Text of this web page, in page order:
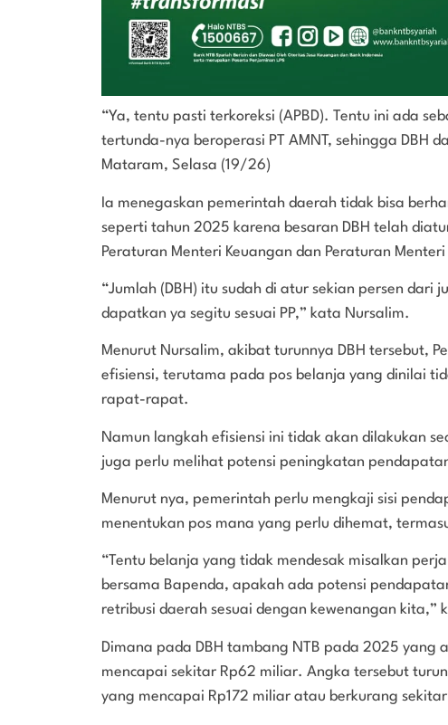
“Ya, tentu pasti terkoreksi (APBD). Tentu ini ada
tertunda-nya beroperasi PT AMNT, sehingga DBH
Mataram, Selasa (19/26)
Ia menegaskan pemerintah daerah tidak bisa
seperti tahun 2025 karena besaran DBH telah
Peraturan Menteri Keuangan dan Peraturan Menteri
“Jumlah (DBH) itu sudah di atur sekian persen dari
dapatkan ya segitu sesuai PP,” kata Nursalim.
Menurut Nursalim, akibat turunnya DBH tersebut,
efisiensi, terutama pada pos belanja yang dinilai
rapat-rapat.
Namun langkah efisiensi ini tidak akan dilakukan
juga perlu melihat potensi peningkatan
Menurut nya, pemerintah perlu mengkaji sisi
menentukan pos mana yang perlu dihemat,
“Tentu belanja yang tidak mendesak misalkan
bersama Bapenda, apakah ada potensi
retribusi daerah sesuai dengan kewenangan kita,”
Dimana pada DBH tambang NTB pada 2025
mencapai sekitar Rp62 miliar. Angka tersebut
yang mencapai Rp172 miliar atau berkurang sekitar